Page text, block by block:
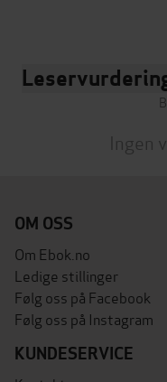
Ingen
OM OSS
Om Ebok.no
Ledige stillinger
Følg oss på Facebook
Følg oss på Instagram
KUNDESERVICE